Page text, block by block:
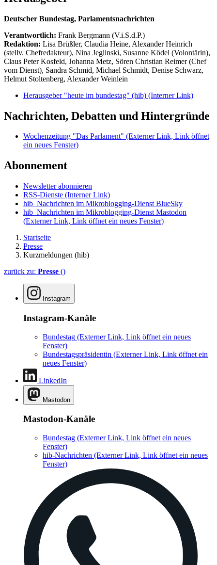
Deutscher Bundestag, Parlamentsnachrichten
Verantwortlich: Frank Bergmann (V.i.S.d.P.)
Redaktion: Lisa Brüßler, Claudia Heine, Alexander Heinrich
(stellv. Chefredakteur), Nina Jeglinski, Susanne Ködel (Volontärin),
Claus Peter Kosfeld, Johanna Metz, Sören Christian Reimer (Chef
vom Dienst), Sandra Schmid, Michael Schmidt, Denise Schwarz,
Helmut Stoltenberg, Alexander Weinlein
Herausgeber "heute im bundestag" (hib) (Interner Link)
Nachrichten, Debatten und Hintergründe
Wochenzeitung "Das Parlament" (Externer Link, Link öffnet
ein neues Fenster)
Abonnement
Newsletter abonnieren
RSS-Dienste (Interner Link)
hib_Nachrichten im Mikroblogging-Dienst BlueSky
hib_Nachrichten im Mikroblogging-Dienst Mastodon
(Externer Link, Link öffnet ein neues Fenster)
Startseite
Presse
Kurzmeldungen (hib)
zurück zu: Presse ()
Instagram
Instagram-Kanäle
Bundestag (Externer Link, Link öffnet ein neues
Fenster)
Bundestagspräsidentin (Externer Link, Link öffnet ein
neues Fenster)
LinkedIn
Mastodon
Mastodon-Kanäle
Bundestag (Externer Link, Link öffnet ein neues
Fenster)
hib-Nachrichten (Externer Link, Link öffnet ein neues
Fenster)